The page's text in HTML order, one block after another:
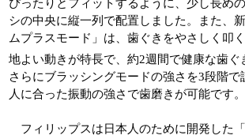
ぴったりとフィットするように、少し長め
シの中央に縦一列で配置しました。また、
ムプラスモード」は、歯ぐきをやさしく叩
地よい動きが特長で、約2週間で健康な歯ぐ
さらにブラッシングモードの強さを3段階で
人に合った振動の強さで歯磨きが可能です。
フィリップスは日本人のために開発した